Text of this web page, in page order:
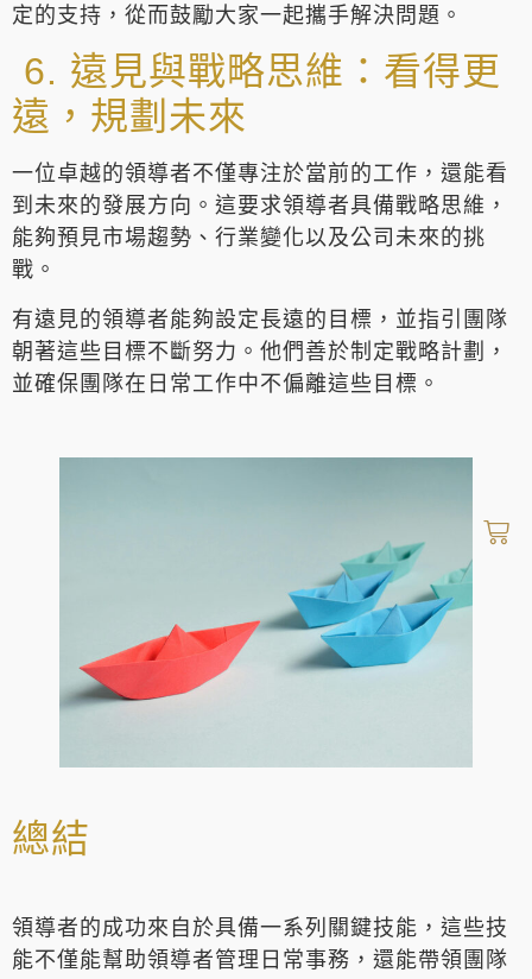
定的支持，從而鼓勵大家一起攜手解決問題。
6. 遠見與戰略思維：看得更
遠，規劃未來
一位卓越的領導者不僅專注於當前的工作，還能看
到未來的發展方向。這要求領導者具備戰略思維，
能夠預見市場趨勢、行業變化以及公司未來的挑
戰。
有遠見的領導者能夠設定長遠的目標，並指引團隊
朝著這些目標不斷努力。他們善於制定戰略計劃，
並確保團隊在日常工作中不偏離這些目標。
總結
領導者的成功來自於具備一系列關鍵技能，這些技
能不僅能幫助領導者管理日常事務，還能帶領團隊